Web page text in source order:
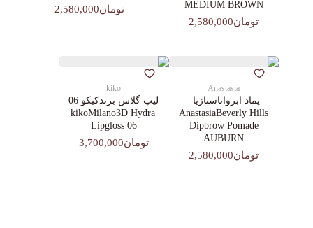
MEDIUM BROWN
تومان2,580,000
تومان2,580,000
Anastasia
پماد ابرواناستازیا |
AnastasiaBeverly Hills
Dipbrow Pomade
AUBURN
تومان2,580,000
kiko
لیپ گلاس‌ برندکیکو 06
|kikoMilano3D Hydra
Lipgloss 06
تومان3,700,000